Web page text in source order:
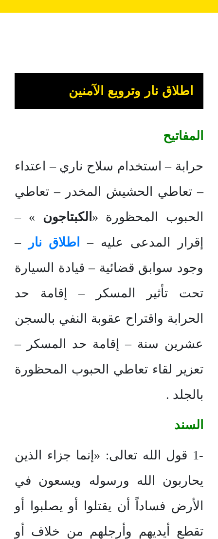
اطلاق نار وترويع الآمنين
المفاتيح
حرابة – استخدام سلاح ناري – اعتداء
– تعاطي الحشيش المخدر – تعاطي
الحبوب المحظورة « الكبتاجون » –
إقرار المدعى عليه –
اطلاق نار
–
وجود سوابق قضائية – قيادة السيارة
تحت تأثير المسكر – إقامة حد
الحرابة واقتراح عقوبة النفي بالسجن
عشرين سنة – إقامة حد المسكر –
تعزير لقاء تعاطي الحبوب المحظورة
بالجلد .
السند
-1 قول الله تعالى: «إنما جزاء الذين
يحاربون الله ورسوله ويسعون في
الأرض فساداً أن يقتلوا أو يصلبوا أو
تقطع أيديهم وأرجلهم من خلاف أو